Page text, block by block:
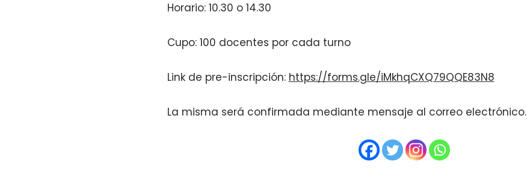
Horario: 10.30 o 14.30
Cupo: 100 docentes por cada turno
Link de pre-inscripción: https://forms.gle/iMkhqCXQ79QQE83N8
La misma será confirmada mediante mensaje al correo electrónico.